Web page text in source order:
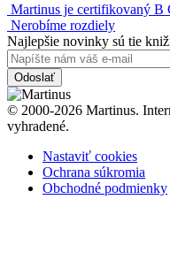
Martinus je certifikovaný B
Nerobíme rozdiely
Najlepšie novinky sú tie
Odoslať
© 2000-2026 Martinus.
vyhradené.
Nastaviť cookies
Ochrana súkromia
Obchodné podmienky